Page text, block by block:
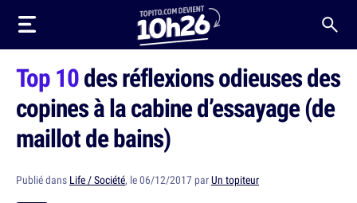
Top 10des réflexions odieuses des
copines à la cabine d’essayage (de
maillot de bains)
Publié dans Life / Société, le 06/12/2017 parUn topiteur